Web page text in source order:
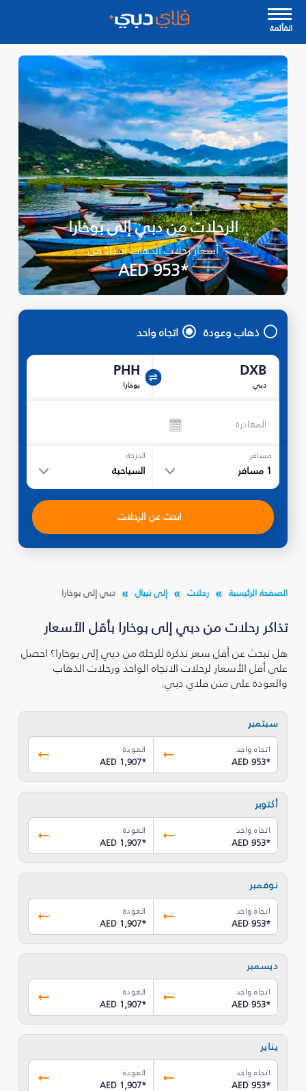
القأئمة
الرحلات من دبي إلى بوخارا
أسعار رحلات الذهاب ابتداءً من
*AED 953
ذهاب وعودة اتجاه واحد
DXB
دبي
PHH
بوخارا
المغادرة
مسافر
1 مسافر
الدرجة
السياحية
ابحث عن الرحلات
الصفحة الرئيسية رحلات إلى نيبال دبي إلى بوخارا
تذاكر رحلات من دبي إلى بوخارا بأقل الأسعار
هل تبحث عن أقل سعر تذكرة للرحلة من دبي إلى بوخارا؟ احصل
على أقل الأسعار لرحلات الاتجاه الواحد ورحلات الذهاب
والعودة على متن فلاي دبي.
سبتمبر
اتجاه واحد
AED 953*
العودة
AED 1,907*
أكتوبر
اتجاه واحد
AED 953*
العودة
AED 1,907*
نوفمبر
اتجاه واحد
AED 953*
العودة
AED 1,907*
ديسمبر
اتجاه واحد
AED 953*
العودة
AED 1,907*
يناير
اتجاه واحد
AED 953*
العودة
AED 1,907*